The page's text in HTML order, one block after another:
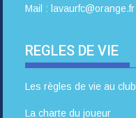
Mail : lavaurfc@orange.fr
REGLES DE VIE
Les règles de vie au club
La charte du joueur